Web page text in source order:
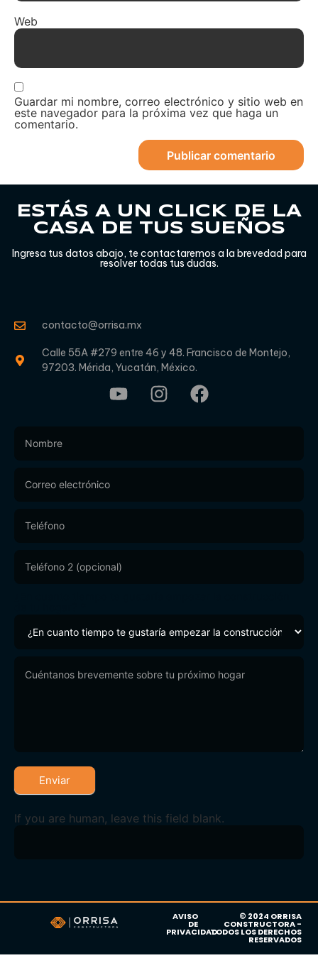
Web
Guardar mi nombre, correo electrónico y sitio web en
este navegador para la próxima vez que haga un
comentario.
ESTÁS A UN CLICK DE LA
CASA DE TUS SUEÑOS
Ingresa tus datos abajo, te contactaremos a la brevedad para
resolver todas tus dudas.
contacto@orrisa.mx
Calle 55A #279 entre 46 y 48. Francisco de Montejo,
97203. Mérida, Yucatán, México.
Form
Enviar
If you are human, leave this field blank.
AVISO
DE
PRIVACIDAD
© 2024 ORRISA
CONSTRUCTORA -
TODOS LOS DERECHOS
RESERVADOS